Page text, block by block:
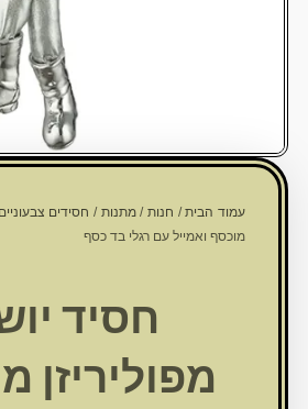
עמוד הבית/חנות/מתנות/חסידים צבעוניים/
מוכסף ואמייל עם רגלי בד כסף
חסיד
מפוליריזן